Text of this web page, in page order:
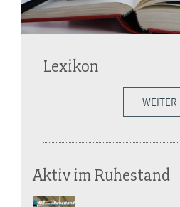
Lexikon
WEITER
Aktiv im Ruhestand